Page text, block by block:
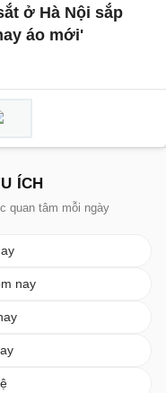
ở Hà Nội sắp
áo mới'
ÍCH
quan tâm mỗi ngày
nay